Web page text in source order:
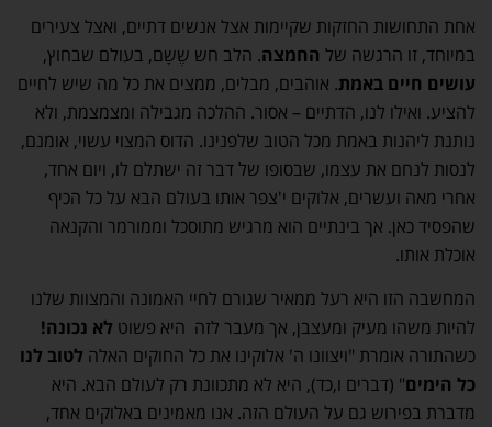
אחת התחושות החזקות שקיימות אצל אנשים דתיים, ואצל צעירים
במיוחד, זו הרגשה של החמצה. הלב חש שֶשָם, בעולם שבחוץ,
עושים חיים באמת. אוהבים, מבלים, ממצים את כל מה שיש לחיים
להציע. ואילו לנו, הדתיים – אסור. ההלכה מגבילה ומצמצמת, ולא
נותנת ליהנות באמת מכל הטוב שלפנינו. הדוס המצוי עשוי, אומנם,
לנסות לנחם את עצמו, שבסופו של דבר זה ישתלם לו, ויום אחד,
אחרי מאה ועשרים, אלוקים י'צפר אותו בעולם הבא על כל הכיף
שהפסיד כאן. אך בינתיים הוא מרגיש מתוסכל וממורמר והקנאה
אוכלת אותו.
המחשבה הזו היא רעל ממאיר שגורם לחיי האמונה והמצוות שלנו
להיות משהו מעיק ומעצבן, אך מעבר לזה היא פשוט לא נכונה!
כשהתורה אומרת "ויצוונו ה' אלוקינו את כל החוקים האלה לטוב לנו
כל הימים" (דברים ו,כד), היא לא מתכוונת רק לעולם הבא. היא
מדברת בפירוש גם על העולם הזה. אנו מאמינים באלוקים אחד,